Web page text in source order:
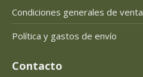
Condiciones generales de venta
Política y gastos de envío
Contacto